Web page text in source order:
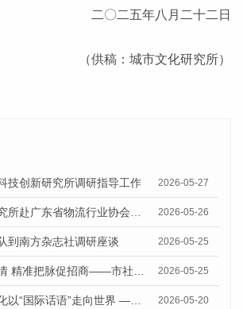
二〇二五年八月二十二日
（供稿：城市文化研究所）
技创新研究所调研指导工作 2026-05-27
2026-05-26
到南方杂志社调研座谈 2026-05-25
2026-05-25
2026-05-20